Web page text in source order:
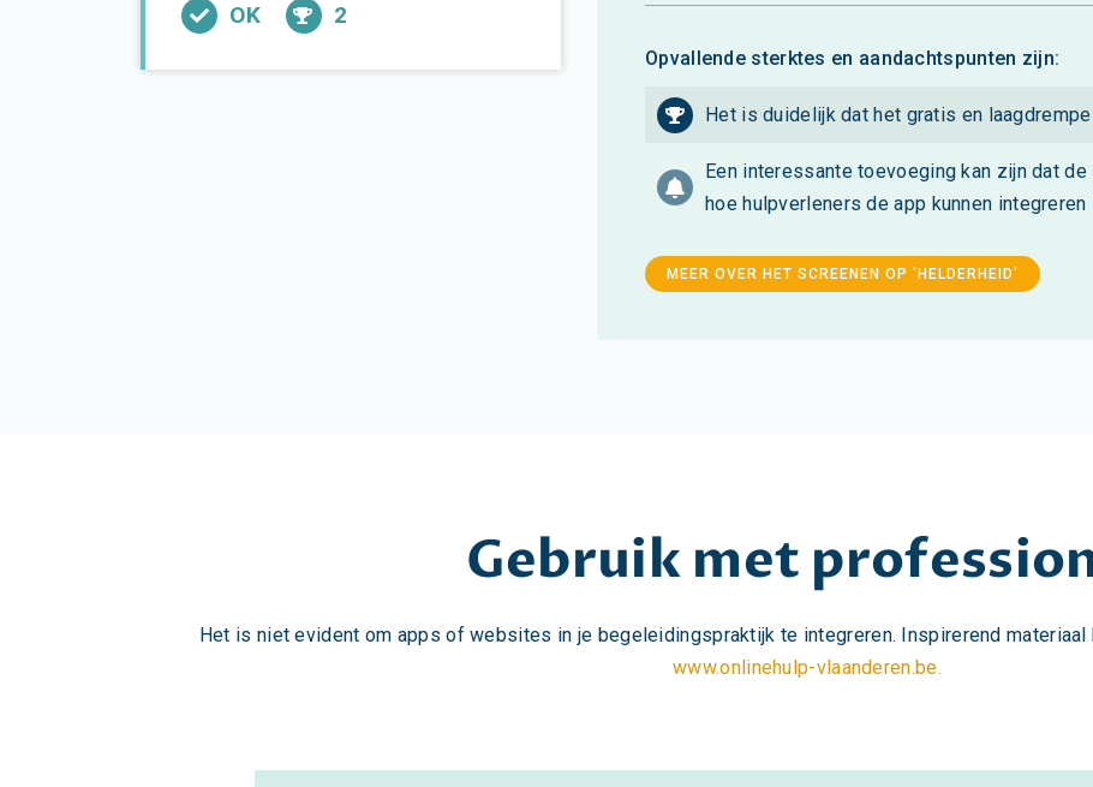
OK
2
Opvallende sterktes en aandachtspunten zijn:
Het is duidelijk dat het gratis en
Een interessante toevoeging kan zijn dat
hoe hulpverleners de app kunnen integreren
MEER OVER HET SCREENEN OP 'HELDERHEID'
Gebruik met
Het is niet evident om apps of websites in je begeleidingspraktijk te integreren. Inspirerend
www.onlinehulp-vlaanderen.be.